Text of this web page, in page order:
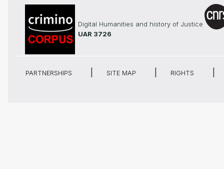
Digital Humanities and history of Justice
UAR 3726
PARTNERSHIPS SITE MAP RIGHTS